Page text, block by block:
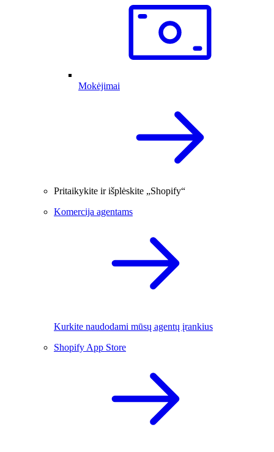
Mokėjimai
Pritaikykite ir išplėskite „Shopify“
Komercija agentams
Kurkite naudodami mūsų agentų įrankius
Shopify App Store